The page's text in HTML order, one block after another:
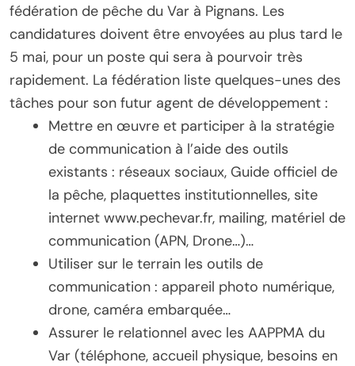
fédération de pêche du Var à Pignans. Les
candidatures doivent être envoyées au plus tard le
5 mai, pour un poste qui sera à pourvoir très
rapidement. La fédération liste quelques-unes des
tâches pour son futur agent de développement :
Mettre en œuvre et participer à la stratégie
de communication à l’aide des outils
existants : réseaux sociaux, Guide officiel de
la pêche, plaquettes institutionnelles, site
internet www.pechevar.fr, mailing, matériel de
communication (APN, Drone…)…
Utiliser sur le terrain les outils de
communication : appareil photo numérique,
drone, caméra embarquée…
Assurer le relationnel avec les AAPPMA du
Var (téléphone, accueil physique, besoins en